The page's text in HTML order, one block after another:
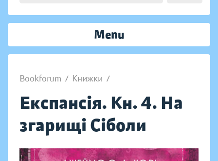
Menu
Bookforum / Книжки /
Експансія. Кн. 4. На
згарищі Сіболи